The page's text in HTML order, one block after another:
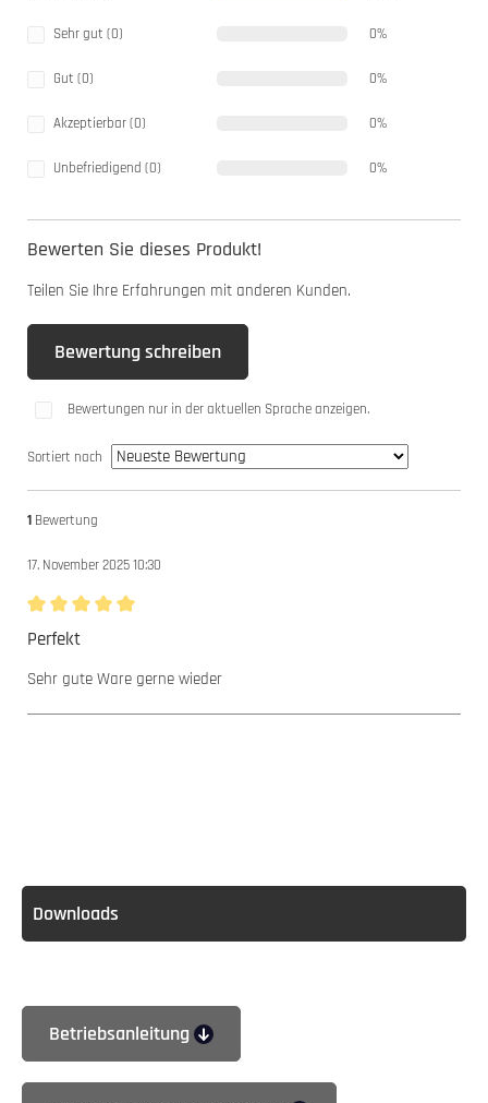
Sehr gut (0) 0%
Gut (0) 0%
Akzeptierbar (0) 0%
Unbefriedigend (0) 0%
Bewerten Sie dieses Produkt!
Teilen Sie Ihre Erfahrungen mit anderen Kunden.
Bewertung schreiben
Bewertungen nur in der aktuellen Sprache anzeigen.
Sortiert nach
1 Bewertung
17. November 2025 10:30
Bewertung mit 5 von 5 Sternen
Perfekt
Sehr gute Ware gerne wieder
Downloads
Betriebsanleitung